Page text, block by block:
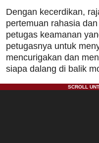
Dengan kecerdikan,
pertemuan rahasia
petugas keamanan
petugasnya untuk
mencurigakan dan
siapa dalang di balik